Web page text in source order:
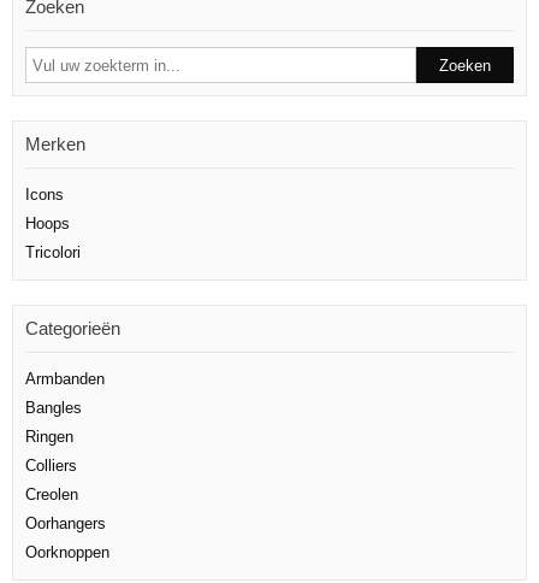
Zoeken
Merken
Icons
Hoops
Tricolori
Categorieën
Armbanden
Bangles
Ringen
Colliers
Creolen
Oorhangers
Oorknoppen